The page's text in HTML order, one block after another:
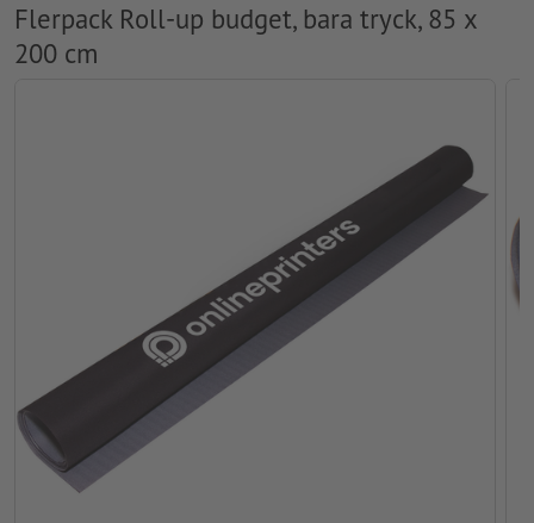
Flerpack Roll-up budget, bara tryck, 85 x
200 cm